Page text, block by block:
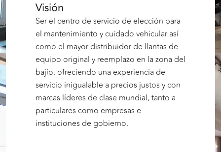
Visión
Ser el centro de servicio de elección para
el mantenimiento y cuidado vehicular así
como el mayor distribuidor de llantas de
equipo original y reemplazo en la zona del
bajío, ofreciendo una experiencia de
servicio inigualable a precios justos y con
marcas líderes de clase mundial, tanto a
particulares como empresas e
instituciones de gobierno.